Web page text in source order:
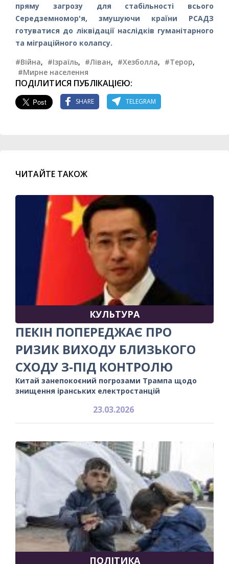
пряму загрозу для стабільності всього
Середземномор'я, змушуючи країни РСАДЗ
готуватися до ліквідації наслідків гуманітарного
та міграційного колапсу.
#Війна, #Ізраїль, #Ліван, #Хезболла, #Терор,
#Мирне населення
ПОДІЛИТИСЯ ПУБЛІКАЦІЄЮ:
SHARE TELEGRAM
ЧИТАЙТЕ ТАКОЖ
КУЛЬТУРА
ПЕКІН ПОПЕРЕДЖАЄ ПРО
РИЗИК ВИХОДУ БЛИЗЬКОГО
СХОДУ З-ПІД КОНТРОЛЮ
Китай занепокоєний погрозами Трампа щодо
знищення іранських електростанцій
23.03.2026
ПОЛІТИКА